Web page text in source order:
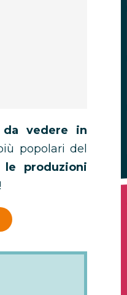
vedere in
popolari del
produzioni